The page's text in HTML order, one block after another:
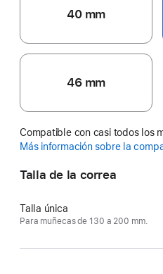
40 mm
46 mm
Compatible con casi todos los
Más información sobre la
Talla de la correa
Talla única
Para muñecas de 130 a 200 mm.